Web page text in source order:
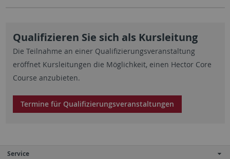
Qualifizieren Sie sich als Kursleitung
Die Teilnahme an einer Qualifizierungsveranstaltung
eröffnet Kursleitungen die Möglichkeit, einen Hector Core
Course anzubieten.
Termine für Qualifizierungsveranstaltungen
Service